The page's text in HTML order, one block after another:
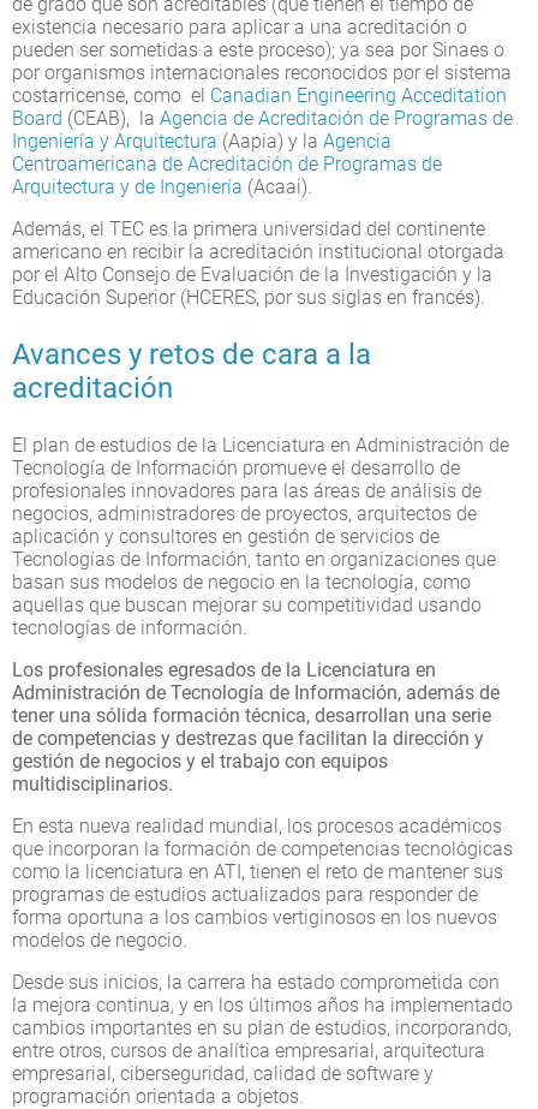
existencia necesario para aplicar a una acreditación o
pueden ser sometidas a este proceso); ya sea por Sinaes o
por organismos internacionales reconocidos por el sistema
costarricense, como el Canadian Engineering Acceditation
Board (CEAB), la Agencia de Acreditación de Programas de
Ingeniería y Arquitectura (Aapia) y la Agencia
Centroamericana de Acreditación de Programas de
Arquitectura y de Ingeniería (Acaai).
Además, el TEC es la primera universidad del continente
americano en recibir la acreditación institucional otorgada
por el Alto Consejo de Evaluación de la Investigación y la
Educación Superior (HCERES, por sus siglas en francés).
Avances y retos de cara a la
acreditación
El plan de estudios de la Licenciatura en Administración de
Tecnología de Información promueve el desarrollo de
profesionales innovadores para las áreas de análisis de
negocios, administradores de proyectos, arquitectos de
aplicación y consultores en gestión de servicios de
Tecnologías de Información, tanto en organizaciones que
basan sus modelos de negocio en la tecnología, como
aquellas que buscan mejorar su competitividad usando
tecnologías de información.
Los profesionales egresados de la Licenciatura en
Administración de Tecnología de Información, además de
tener una sólida formación técnica, desarrollan una serie
de competencias y destrezas que facilitan la dirección y
gestión de negocios y el trabajo con equipos
multidisciplinarios.
En esta nueva realidad mundial, los procesos académicos
que incorporan la formación de competencias tecnológicas
como la licenciatura en ATI, tienen el reto de mantener sus
programas de estudios actualizados para responder de
forma oportuna a los cambios vertiginosos en los nuevos
modelos de negocio.
Desde sus inicios, la carrera ha estado comprometida con
la mejora continua, y en los últimos años ha implementado
cambios importantes en su plan de estudios, incorporando,
entre otros, cursos de analítica empresarial, arquitectura
empresarial, ciberseguridad, calidad de software y
programación orientada a objetos.